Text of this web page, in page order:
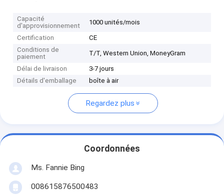
Capacité
d'approvisionnement
1000 unités/mois
Certification
CE
Conditions de
paiement
T/T, Western Union, MoneyGram
Délai de livraison
3-7 jours
Détails d'emballage
boîte à air
Regardez plus
Coordonnées
Ms. Fannie Bing
008615876500483